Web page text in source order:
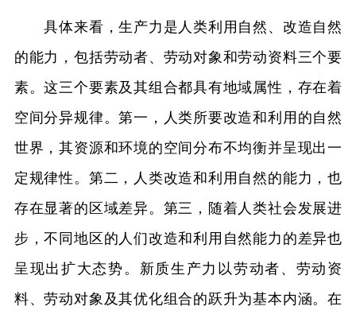
具体来看，生产力是人类利用自然、改造自然
的能力，包括劳动者、劳动对象和劳动资料三个要
素。这三个要素及其组合都具有地域属性，存在着
空间分异规律。第一，人类所要改造和利用的自然
世界，其资源和环境的空间分布不均衡并呈现出一
定规律性。第二，人类改造和利用自然的能力，也
存在显著的区域差异。第三，随着人类社会发展进
步，不同地区的人们改造和利用自然能力的差异也
呈现出扩大态势。新质生产力以劳动者、劳动资
料、劳动对象及其优化组合的跃升为基本内涵。在